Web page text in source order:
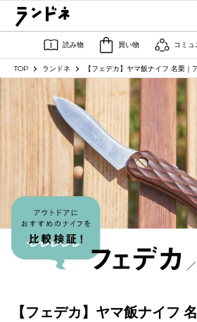
読み物 買い物 コミュ
TOP ランドネ 【フェデカ】ヤマ飯ナイフ 名栗
【フェデカ】ヤマ飯ナイフ